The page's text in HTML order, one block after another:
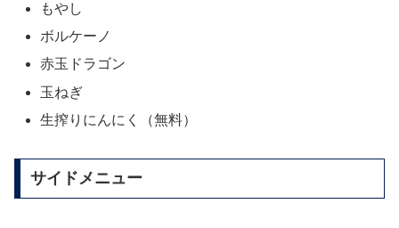
もやし
ボルケーノ
赤玉ドラゴン
玉ねぎ
生搾りにんにく（無料）
サイドメニュー